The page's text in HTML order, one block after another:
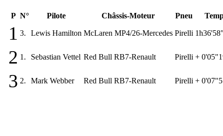
P N° Pilote Châssis-Moteur Pneu
1 3. Lewis Hamilton McLaren MP4/26-Mercedes Pirelli
2 1. Sebastian Vettel Red Bull RB7-Renault Pirelli +
3 2. Mark Webber Red Bull RB7-Renault Pirelli +